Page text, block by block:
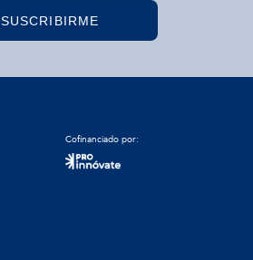
SUSCRIBIRME
Cofinanciado por: